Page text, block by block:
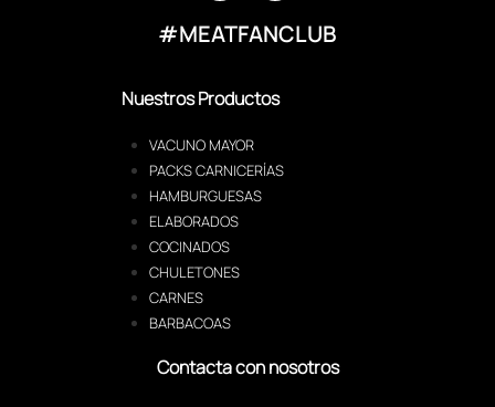
#MEATFANCLUB
Nuestros Productos
VACUNO MAYOR
PACKS CARNICERÍAS
HAMBURGUESAS
ELABORADOS
COCINADOS
CHULETONES
CARNES
BARBACOAS
Contacta con nosotros